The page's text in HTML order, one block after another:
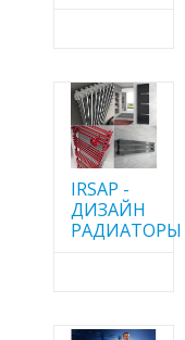
IRSAP -
ДИЗАЙН
РАДИАТОРЫ